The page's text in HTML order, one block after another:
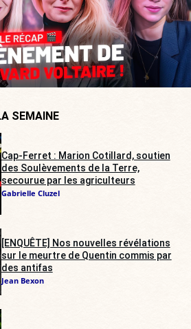
SEMAINE
Cap-Ferret : Marion Cotillard, soutien
des Soulèvements de la Terre,
secourue par les agriculteurs
Gabrielle Cluzel
[ENQUÊTE] Nos nouvelles révélations
sur le meurtre de Quentin commis par
des antifas
Jean Bexon